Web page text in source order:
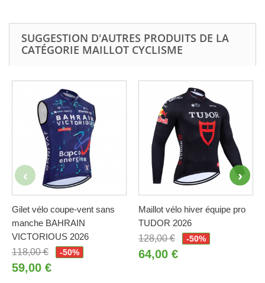
SUGGESTION D'AUTRES PRODUITS DE LA
CATÉGORIE MAILLOT CYCLISME
Gilet vélo coupe-vent sans
manche BAHRAIN
VICTORIOUS 2026
118,00 €
-50%
59,00 €
Maillot vélo hiver équipe pro
TUDOR 2026
128,00 €
-50%
64,00 €